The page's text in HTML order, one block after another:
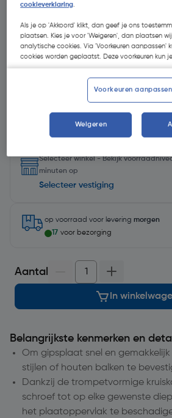
€ 2,80| Excl. btw € 2,31
Selecteer winkel - Bekijk
minuten op
Selecteer vestiging
op voorraad voor levering morgen
17 voor bezorging
Aantal
In
Belangrijkste kenmerken en
Om gipsplaat snel en
stijlen of houten balken te
Dankzij de trompetvormige
schroef tot op elke gewenste
het plaatoppervlak te
cookieverklaring.
Als je op 'Akkoord' klikt, dan geef je ons
plaatsen. Kies je voor 'Weigeren', dan plaatsen
analytische cookies. Via 'Voorkeuren aanpassen'
cookies worden geplaatst. Deze voorkeuren kun
Voorkeuren aanpassen
Weigeren